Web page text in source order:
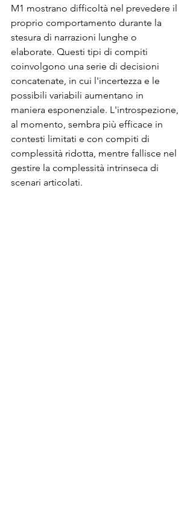
M1 mostrano difficoltà nel prevedere il
proprio comportamento durante la
stesura di narrazioni lunghe o
elaborate. Questi tipi di compiti
coinvolgono una serie di decisioni
concatenate, in cui l'incertezza e le
possibili variabili aumentano in
maniera esponenziale. L'introspezione,
al momento, sembra più efficace in
contesti limitati e con compiti di
complessità ridotta, mentre fallisce nel
gestire la complessità intrinseca di
scenari articolati.